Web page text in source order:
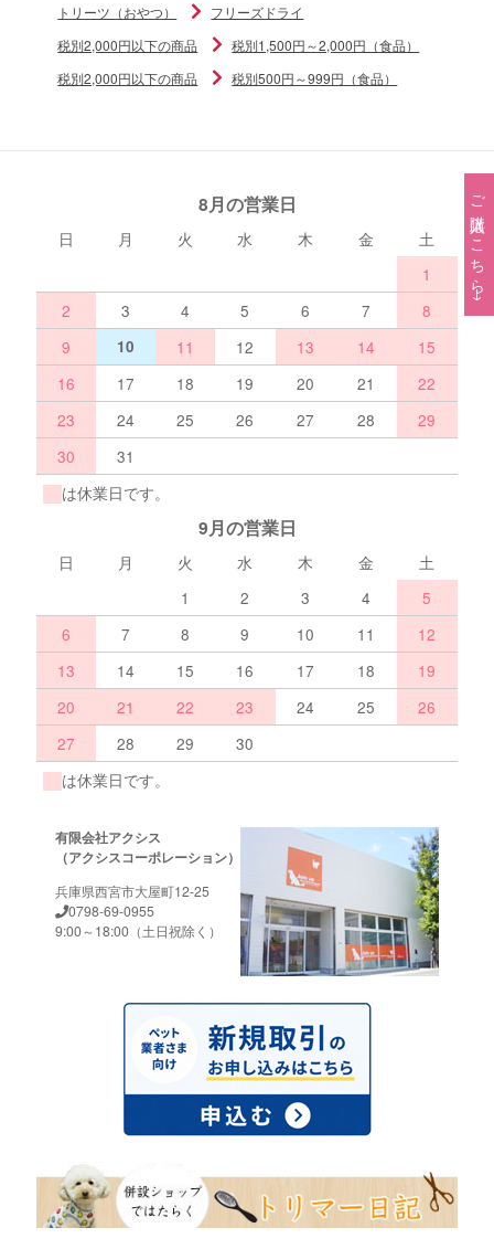
ご購入はこちら→
トリーツ（おやつ）
フリーズドライ
税別2,000円以下の商品
税別1,500円～2,000円（食品）
税別2,000円以下の商品
税別500円～999円（食品）
8月の営業日
日 月 火 水 木 金
土
1
2
3 4 5 6 7
8
9
10 11 12 13 14
15
16
17 18 19 20 21
22
23
24 25 26 27 28
29
30
31
は休業日です。
9月の営業日
日 月 火 水 木 金
土
1
2 3 4
5
6
7 8 9 10 11
12
13
14 15 16 17 18
19
20
21 22 23 24 25
26
27
28 29
30
は休業日です。
有限会社アクシス
（アクシスコーポレーション）
兵庫県西宮市大屋町12-25
0798-69-0955
9:00～18:00（土日祝除く）